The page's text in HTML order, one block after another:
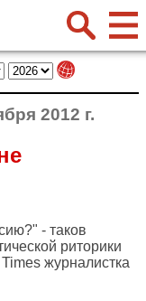
2012 г.
- таков
риторики
журналистка